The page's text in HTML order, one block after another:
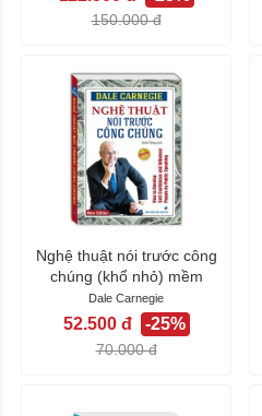
150.000 đ
Nghệ thuật nói trước công
chúng (khổ nhỏ) mềm
Dale Carnegie
52.500 đ -25%
70.000 đ